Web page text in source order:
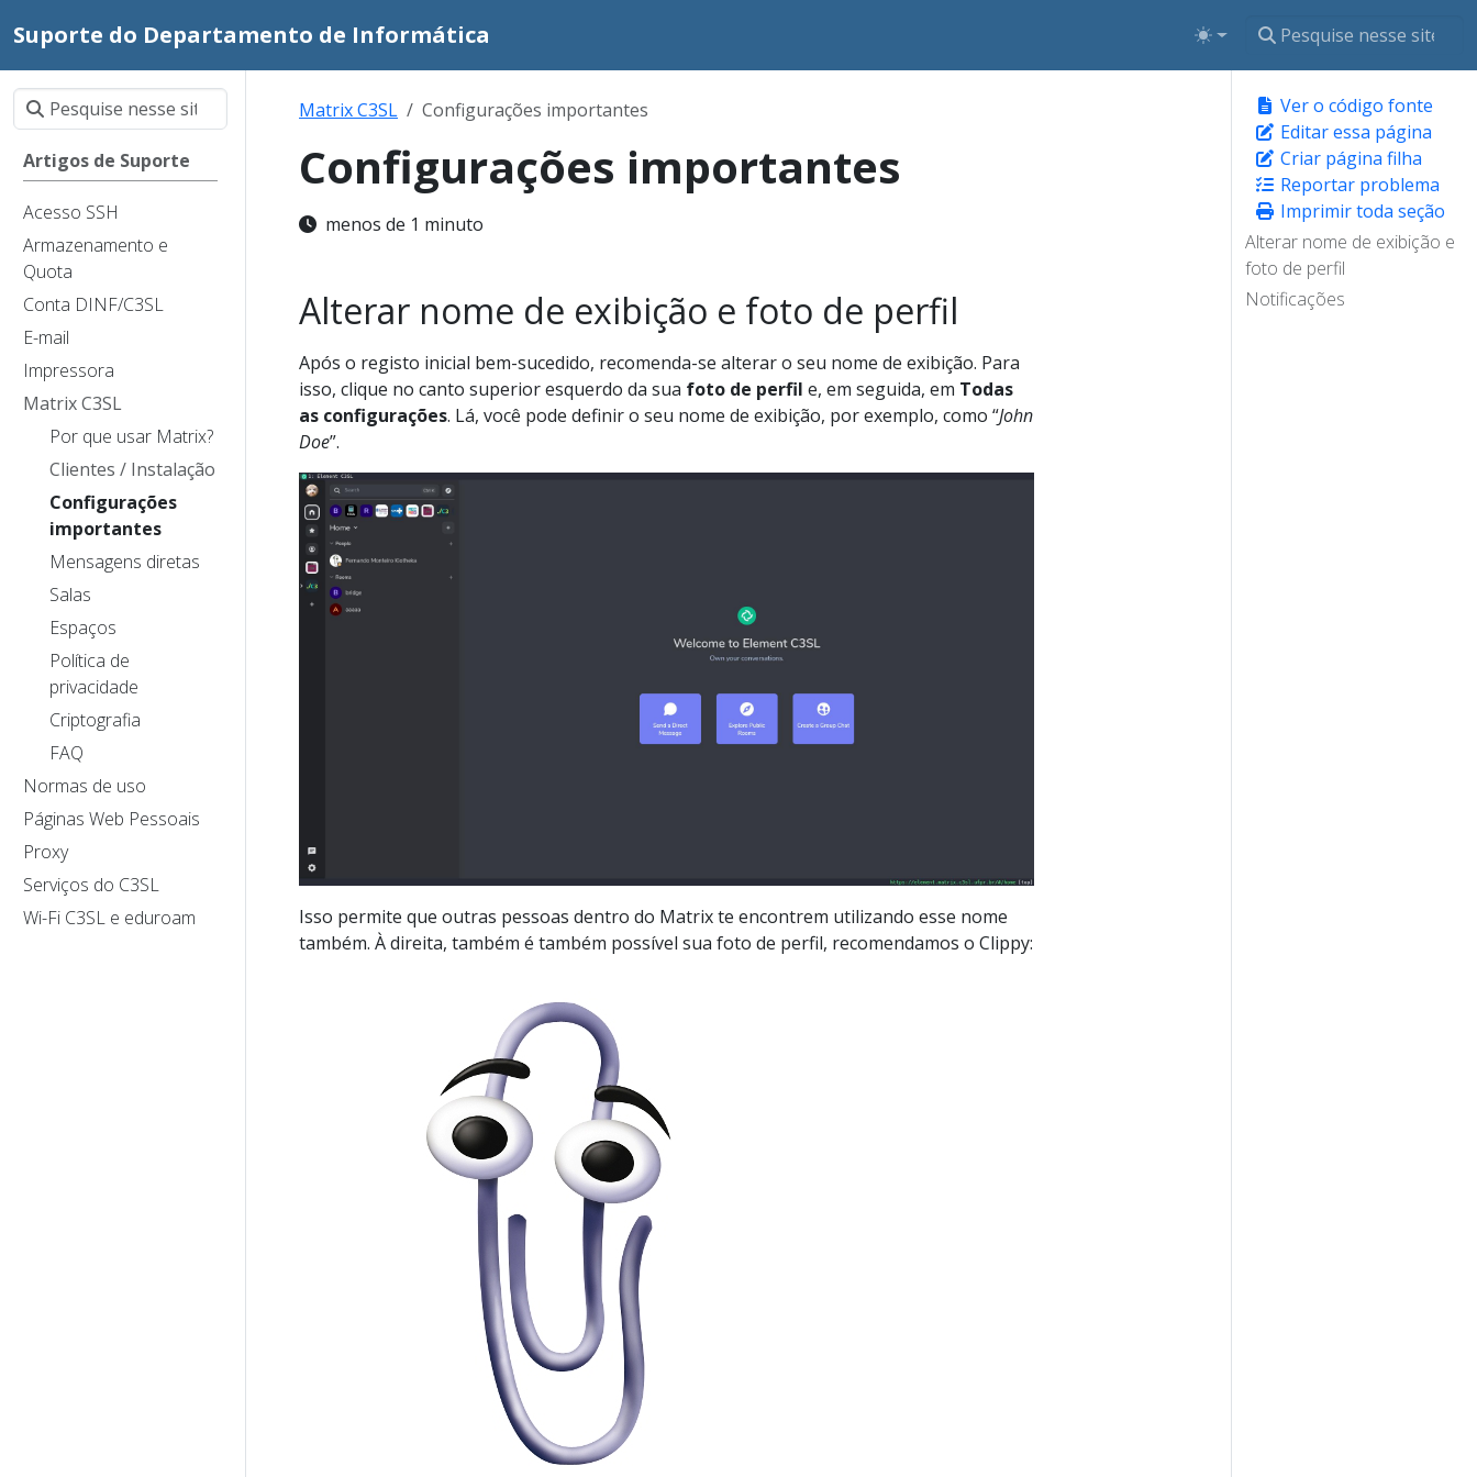
Suporte do Departamento de Informática
Artigos de Suporte
Acesso SSH
Armazenamento e
Quota
Conta DINF/C3SL
E-mail
Impressora
Matrix C3SL
Por que usar Matrix?
Clientes / Instalação
Configurações
importantes
Mensagens diretas
Salas
Espaços
Política de
privacidade
Criptografia
FAQ
Normas de uso
Páginas Web Pessoais
Proxy
Serviços do C3SL
Wi-Fi C3SL e eduroam
Ver o código fonte
Editar essa página
Criar página filha
Reportar problema
Imprimir toda seção
Alterar nome de exibição e
foto de perfil
Notificações
Matrix C3SL Configurações importantes
Configurações importantes
menos de 1 minuto
Alterar nome de exibição e foto de perfil
Após o registo inicial bem-sucedido, recomenda-se alterar o seu nome de exibição. Para
isso, clique no canto superior esquerdo da sua foto de perfil e, em seguida, em Todas
as configurações. Lá, você pode definir o seu nome de exibição, por exemplo, como “John
Doe”.
Isso permite que outras pessoas dentro do Matrix te encontrem utilizando esse nome
também. À direita, também é também possível sua foto de perfil, recomendamos o Clippy: